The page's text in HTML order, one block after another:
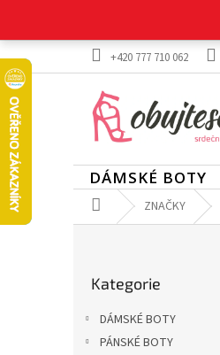
obsah
+420 777 710 062
DÁMSKÉ BOTY
Domů ZNAČKY
kategorie
Kategorie
DÁMSKÉ BOTY
PÁNSKÉ BOTY